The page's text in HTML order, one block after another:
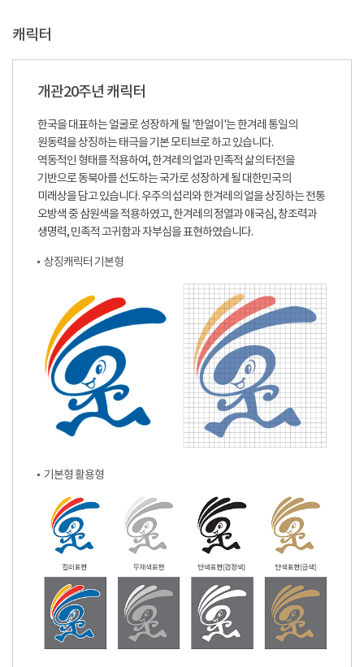
캐릭터
개관20주년 캐릭터
한국을 대표하는 얼굴로 성장하게 될 '한얼이'는 한겨레 통일의
원동력을 상징하는 태극을 기본 모티브로 하고 있습니다.
역동적인 형태를 적용하여, 한겨레의 얼과 민족적 삶의 터전을
기반으로 동북아를 선도하는 국가로 성장하게 될 대한민국의
미래상을 담고 있습니다. 우주의 섭리와 한겨레의 얼을 상징하는 전통
오방색 중 삼원색을 적용하였고, 한겨레의 정열과 애국심, 창조력과
생명력, 민족적 고귀함과 자부심을 표현하였습니다.
상징캐릭터 기본형
기본형 활용형